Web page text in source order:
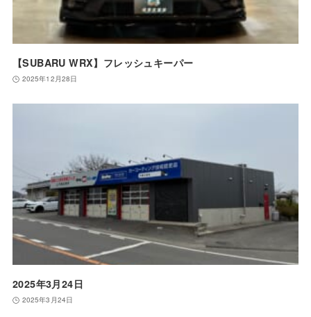
【SUBARU WRX】フレッシュキーパー
2025年12月28日
2025年3月24日
2025年3月24日